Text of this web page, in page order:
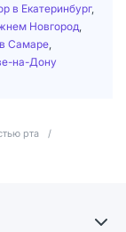
в Екатеринбург,
Новгород
Самаре
на-Дону
рта
/